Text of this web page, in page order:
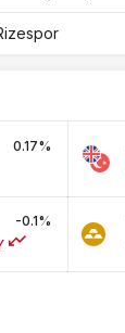
0.17%
-0.1%